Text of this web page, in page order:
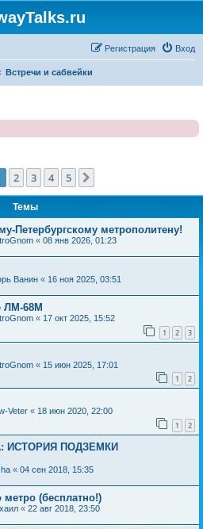
Вход
Регистрация
Встречи и сабвейки
2 3 4 5
Темы
Петербургскому метрополитену!
« 08 янв 2026, 01:23
Ванин « 16 ноя 2025, 03:51
ЛМ-68М
« 17 окт 2025, 15:52
1 2 3
« 15 июн 2025, 17:01
1 2
Veter « 18 июн 2020, 22:00
1 2
ИСТОРИЯ ПОДЗЕМКИ
« 04 сен 2018, 15:35
метро (бесплатно!)
« 22 авг 2018, 23:50